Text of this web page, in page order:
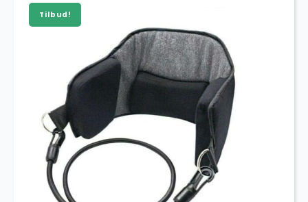
Tilbud!